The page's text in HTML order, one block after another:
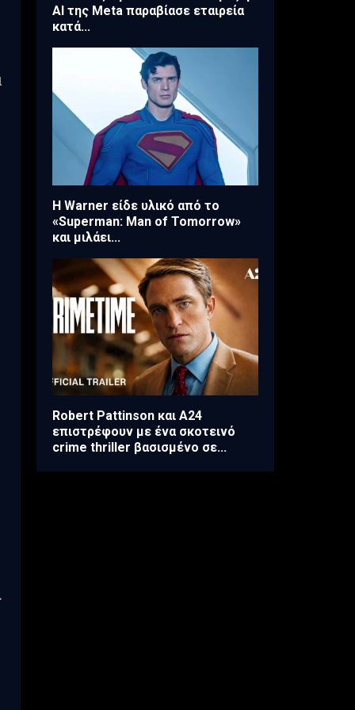
AI της Meta παραβίασε εταιρεία
κατά...
Η Warner είδε υλικό από το
«Superman: Man of Tomorrow»
και μιλάει...
Robert Pattinson και A24
επιστρέφουν με ένα σκοτεινό
crime thriller βασισμένο σε...